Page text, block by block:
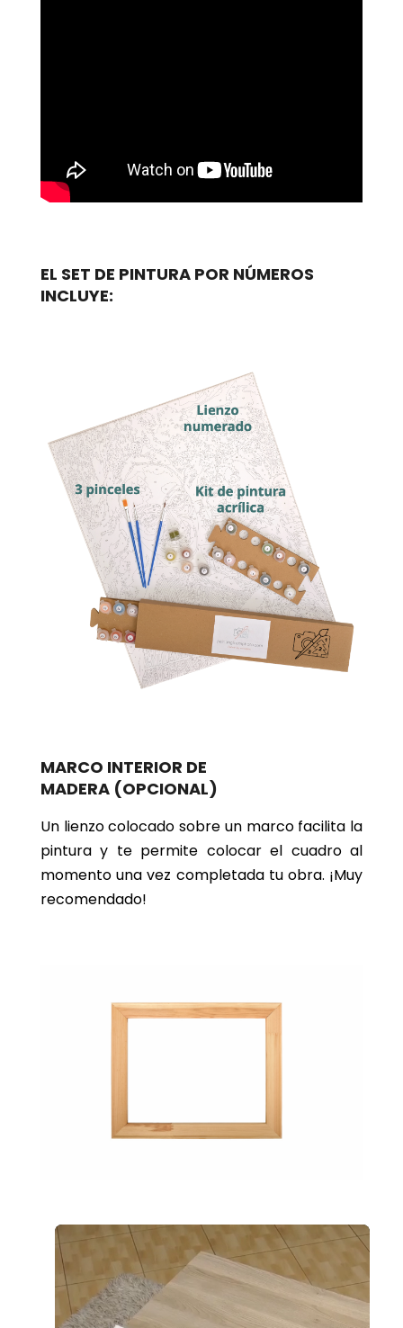
EL SET DE PINTURA POR NÚMEROS
INCLUYE:
MARCO INTERIOR DE
MADERA (OPCIONAL)
Un lienzo colocado sobre un marco facilita la
pintura y te permite colocar el cuadro al
momento una vez completada tu obra. ¡Muy
recomendado!